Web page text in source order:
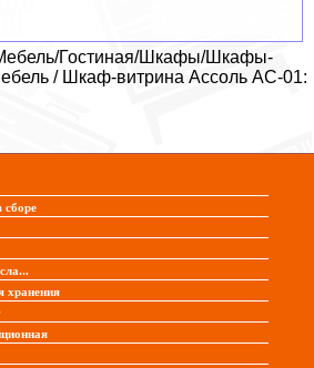
Гостиная/Шкафы/Шкафы-
/ Шкаф-витрина Ассоль АС-01: